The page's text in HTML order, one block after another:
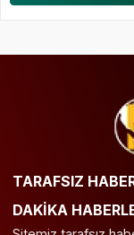
TARAFSIZ
DAKİKA